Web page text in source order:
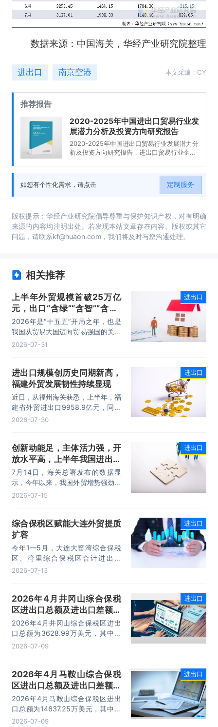
数据来源：中国海关，华经产业研究院整理
进出口 南京空港 本文采编：CY
推荐报告
2020-2025年中国进出口贸易行业发
展潜力分析及投资方向研究报告
2020-2025年中国进出口贸易行业发展潜力分
析及投资方向研究报告，进出口贸易行业企业
易行业投资风险与营销分析，2020-2025年中
国进出口贸易行业发展战略及规划建议。
如您有个性化需求，请点击 定制服务
版权提示：华经产业研究院倡导尊重与保护知识产权，对有明确
来源的内容均注明出处。若发现本站文章存在内容、版权或其它
问题，请联系kf@huaon.com，我们将及时与您沟通处理。
相关推荐
上半年外贸规模首破25万亿
元，出口“含绿”“含智”“含新”
量稳步攀升
2026年是“十五五”开局之年，也是
我国从贸易大国迈向贸易强国的关键
时期。上半年，我国进出口规模历史
品为代表的高附加值产品出口占比显
著提升，成为外贸提质增效的核心引
擎，为加快建设贸易强国注入了强劲
动力。
2026-07-31
进出口
进出口规模创历史同期新高，
福建外贸发展韧性持续显现
近日，从福州海关获悉，上半年，福
建省外贸进出口9958.9亿元，同比
增长8.2%。其中，出口5740.1亿
进口规模均创历史同期新高，外贸运
行呈现“稳中有进，进中提质”的良好
态势。
2026-07-30
进出口
创新动能足，主体活力强，开
放水平高，上半年我国进出口
规模首次突破25万亿元
7月14日，海关总署发布的数据显
示，今年以来，我国外贸增势强劲、
走势稳健。据海关统计，今年上半
14.73万亿元，增长13.4%，进口
10.74万亿元，增长22.1%。
2026-07-15
进出口
综合保税区赋能大连外贸提质
扩容
今年1—5月，大连大窑湾综合保税
区、湾里综合保税区合计进出口
332.22亿元，同比增长21%，占大
台。
2026-07-13
进出口
2026年4月井冈山综合保税
区进出口总额及进出口差额统
计分析
2026年4月井冈山综合保税区进出
口总额为3628.99万美元，其中：
出口额为1562.95万美元，进口额为
2026-07-09
进出口
2026年4月马鞍山综合保税
区进出口总额及进出口差额统
计分析
2026年4月马鞍山综合保税区进出
口总额为14637.25万美元，其中：
出口额为14365.71万美元，进口额
2026-07-09
进出口